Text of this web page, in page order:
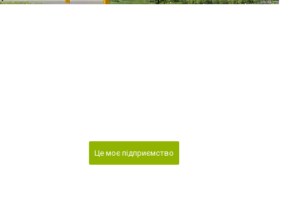
Це моє підприємство